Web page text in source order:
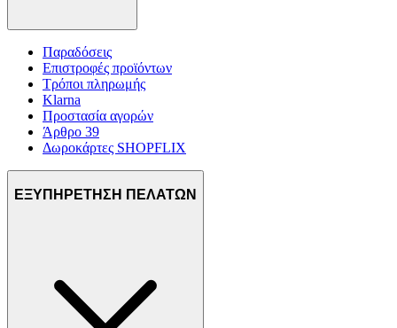
Παραδόσεις
Επιστροφές προϊόντων
Τρόποι πληρωμής
Klarna
Προστασία αγορών
Άρθρο 39
Δωροκάρτες SHOPFLIX
ΕΞΥΠΗΡΕΤΗΣΗ ΠΕΛΑΤΩΝ